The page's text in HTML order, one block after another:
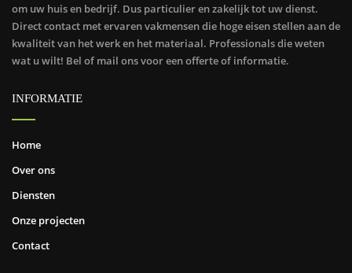
om uw huis en bedrijf. Dus particulier en zakelijk tot uw dienst.
Direct contact met ervaren vakmensen die hoge eisen stellen aan de
kwaliteit van het werk en het materiaal. Professionals die weten
wat u wilt! Bel of mail ons voor een offerte of informatie.
INFORMATIE
Home
Over ons
Diensten
Onze projecten
Contact